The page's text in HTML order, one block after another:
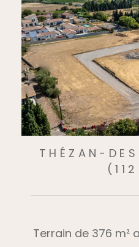
THÉZAN-
Terrain de 376 m²